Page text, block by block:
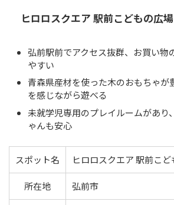
ヒロロスクエア 駅前こどもの広場
弘前駅前でアクセス抜群、お買い物
やすい
青森県産材を使った木のおもちゃが
を感じながら遊べる
未就学児専用のプレイルームがあり
ゃんも安心
スポット名 ヒロロスクエア 駅前こ
所在地 弘前市